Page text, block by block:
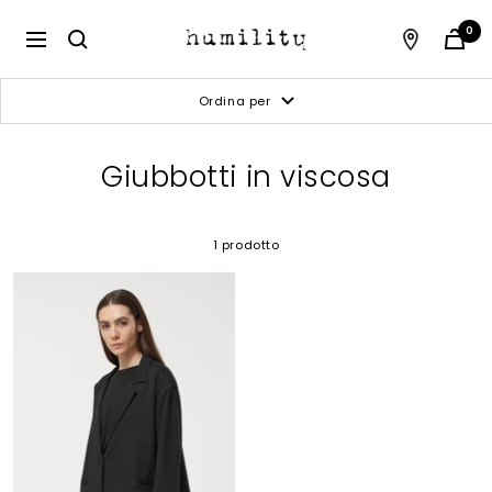
contenutoNavigazione
Humility 0
Ordina per
Giubbotti in viscosa
1 prodotto